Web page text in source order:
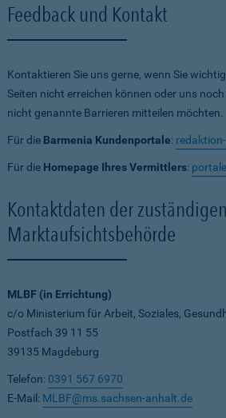
Feedback und Kontakt
Kontaktieren Sie uns gerne, wenn Sie
Seiten nicht erreichen können oder uns
nicht genannte Barrieren mitteilen möchten.
Für die Barmenia Kundenportale:
Für die Homepage Ihres Vermittlers:
Kontaktdaten der zuständigen
Marktaufsichtsbehörde
MLBF (in Errichtung)
c/o Ministerium für Arbeit, Soziales,
Postfach 39 11 55
39135 Magdeburg
Telefon: 0391 567 6970
E-Mail: MLBF@ms.sachsen-anhalt.de